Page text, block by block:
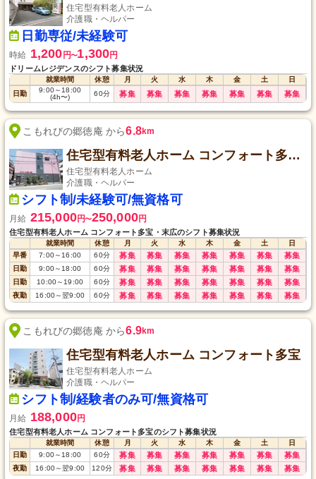
住宅型有料老人ホーム
介護職・ヘルパー
日勤専従/未経験可
時給 1,200 円〜1,300円
ドリームレジデンスのシフト募集状況
就業時間 休憩 月 火 水 木 金 土
日
日勤
9:00～18:00
(4h〜)
60分 募集 募集 募集 募集 募集 募集 募集
こもれびの郷徳庵 から6.8km
住宅型有料老人ホーム コンフォート多宝・末広
住宅型有料老人ホーム
介護職・ヘルパー
シフト制/未経験可/無資格可
月給 215,000円〜250,000円
住宅型有料老人ホーム コンフォート多宝・末広のシフト募集状況
就業時間 休憩 月 火 水 木 金 土
日
早番
7:00～16:00 60分 募集 募集 募集 募集 募集 募集 募集
日勤 9:00～18:00 60分 募集 募集 募集 募集 募集 募集 募集
日勤 10:00～19:00 60分 募集 募集 募集 募集 募集 募集 募集
夜勤 16:00～翌9:00 60分 募集 募集 募集 募集 募集 募集 募集
こもれびの郷徳庵 から6.9km
住宅型有料老人ホーム コンフォート多宝
住宅型有料老人ホーム
介護職・ヘルパー
シフト制/経験者のみ可/無資格可
月給 188,000円
住宅型有料老人ホーム コンフォート多宝のシフト募集状況
就業時間 休憩 月 火 水 木 金 土
日
日勤
9:00～18:00 60分 募集 募集 募集 募集 募集 募集 募集
夜勤 16:00～翌9:00 120分 募集 募集 募集 募集 募集 募集 募集